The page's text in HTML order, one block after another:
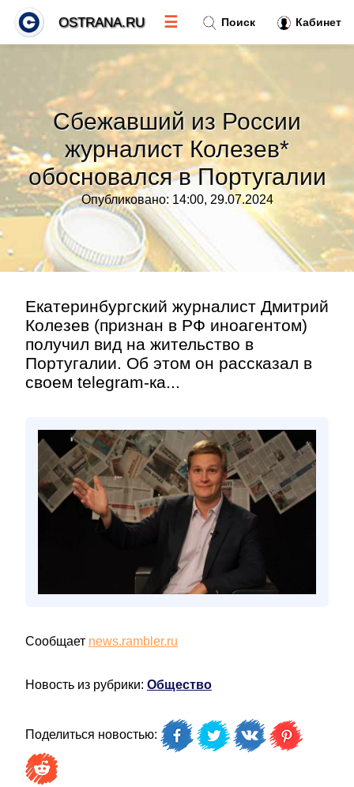
Сбежавший из России
журналист Колезев*
обосновался в Португалии
Опубликовано: 14:00, 29.07.2024
Екатеринбургский журналист Дмитрий
Колезев (признан в РФ иноагентом)
получил вид на жительство в
Португалии. Об этом он рассказал в
своем telegram-ка...
Сообщает news.rambler.ru
Новость из рубрики: Общество
Поделиться новостью:
Поиск Кабинет
OSTRANA.RU ☰
Тренды новостей»
Рубрики»
Правила
Контакт»